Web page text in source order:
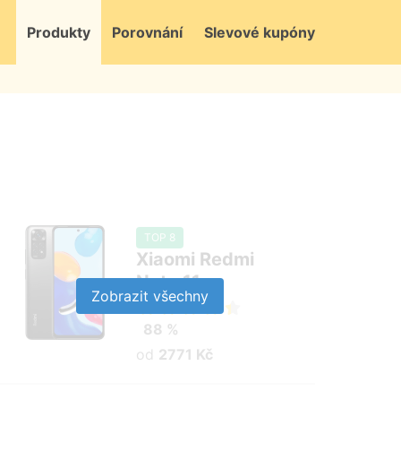
Produkty Porovnání Slevové kupóny
TOP 8
Xiaomi Redmi
Note 11
88 %
od 2771 Kč
Zobrazit všechny